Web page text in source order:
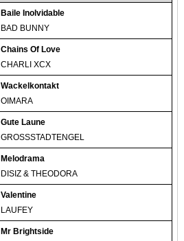
Baile Inolvidable
BAD BUNNY
Chains Of Love
CHARLI XCX
Wackelkontakt
OIMARA
Gute Laune
GROSSSTADTENGEL
Melodrama
DISIZ & THEODORA
Valentine
LAUFEY
Mr Brightside